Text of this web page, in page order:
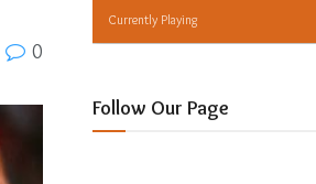
0
Currently Playing
Follow Our Page